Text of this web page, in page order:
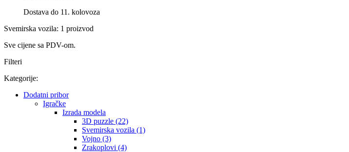
Dostava do 11. kolovoza
Svemirska vozila: 1 proizvod
Sve cijene sa PDV-om.
Filteri
Kategorije:
Dodatni pribor
Igračke
Izrada modela
3D puzzle (22)
Svemirska vozila (1)
Vojno (3)
Zrakoplovi (4)